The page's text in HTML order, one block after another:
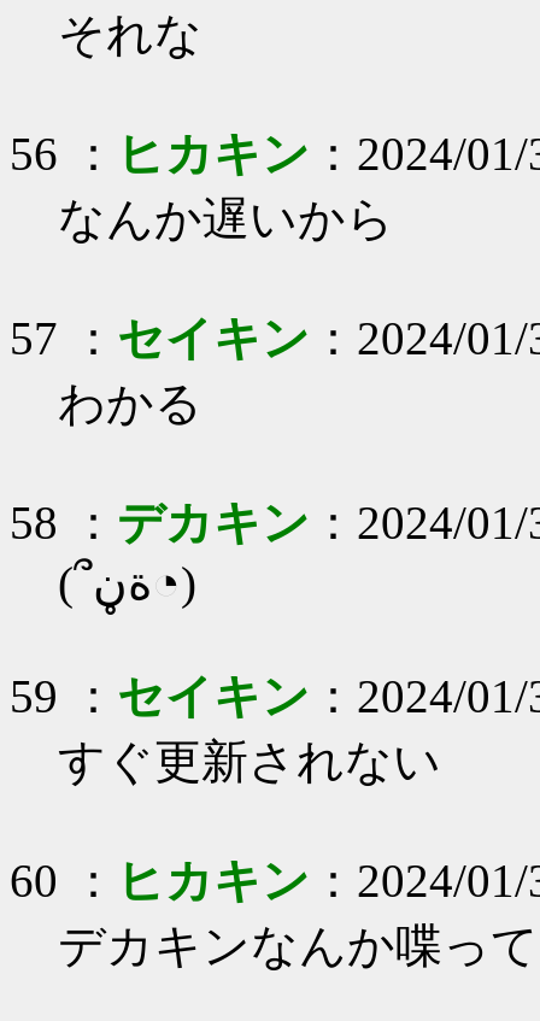
それな
56 ： ヒカキン ：2024/
なんか遅いから
57 ： セイキン ：2024/
わかる
58 ： デカキン ：2024/
(՞ةڼ◔)
59 ： セイキン ：2024/
すぐ更新されない
60 ： ヒカキン ：2024/
デカキンなんか喋って